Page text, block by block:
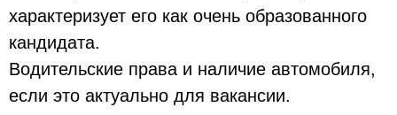
характеризует его как очень образованного
кандидата.
Водительские права и наличие автомобиля,
если это актуально для вакансии.